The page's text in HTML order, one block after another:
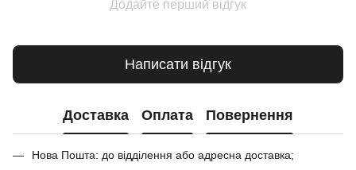
Додайте перший відгук
Написати відгук
Доставка Оплата Повернення
Нова Пошта: до відділення або адресна доставка;